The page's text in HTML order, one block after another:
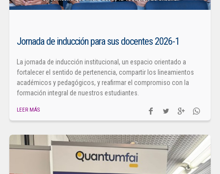
Jornada de inducción para sus docentes 2026-1
La jornada de inducción institucional, un espacio orientado a
fortalecer el sentido de pertenencia, compartir los lineamientos
académicos y pedagógicos, y reafirmar el compromiso con la
formación integral de nuestros estudiantes.
LEER MÁS